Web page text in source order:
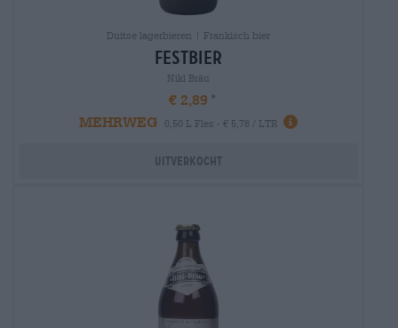
Duitse lagerbieren | Frankisch bier
festbier
Nikl Bräu
€ 2,89
MEHRWEG
0,50 L Fles - € 5,78 / LTR
Uitverkocht